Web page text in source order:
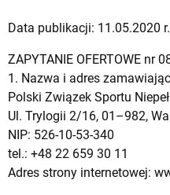
Data publikacji: 11.05.2020 r.
ZAPYTANIE OFERTOWE nr
1. Nazwa i adres
Polski Związek Sportu
Ul. Trylogii 2/16, 01–982,
NIP: 526-10-53-340
tel.: +48 22 659 30 11
Adres strony internetowej: